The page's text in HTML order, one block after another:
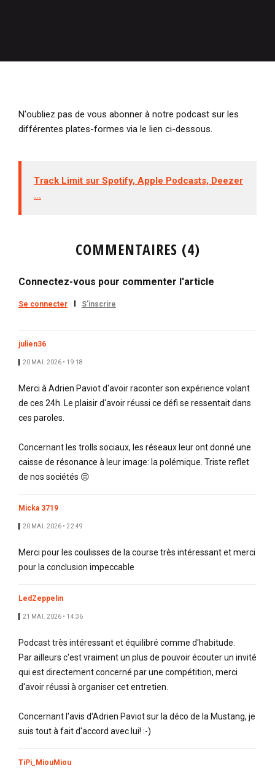
N'oubliez pas de vous abonner à notre podcast sur les
différentes plates-formes via le lien ci-dessous.
Track Limit sur Spotify, Apple Podcasts, Deezer
...
COMMENTAIRES (4)
Connectez-vous pour commenter l'article
Se connecter S'inscrire
julien36
20 MAI. 2026 • 19:18
Merci à Adrien Paviot d'avoir raconter son expérience volant
de ces 24h. Le plaisir d'avoir réussi ce défi se ressentait dans
ces paroles.
Concernant les trolls sociaux, les réseaux leur ont donné une
caisse de résonance à leur image: la polémique. Triste reflet
de nos sociétés 😔
Micka 3719
20 MAI. 2026 • 22:49
Merci pour les coulisses de la course très intéressant et merci
pour la conclusion impeccable
LedZeppelin
21 MAI. 2026 • 14:36
Podcast très intéressant et équilibré comme d'habitude.
Par ailleurs c'est vraiment un plus de pouvoir écouter un invité
qui est directement concerné par une compétition, merci
d'avoir réussi à organiser cet entretien.
Concernant l'avis d'Adrien Paviot sur la déco de la Mustang, je
suis tout à fait d'accord avec lui! :-)
TiPi_MiouMiou